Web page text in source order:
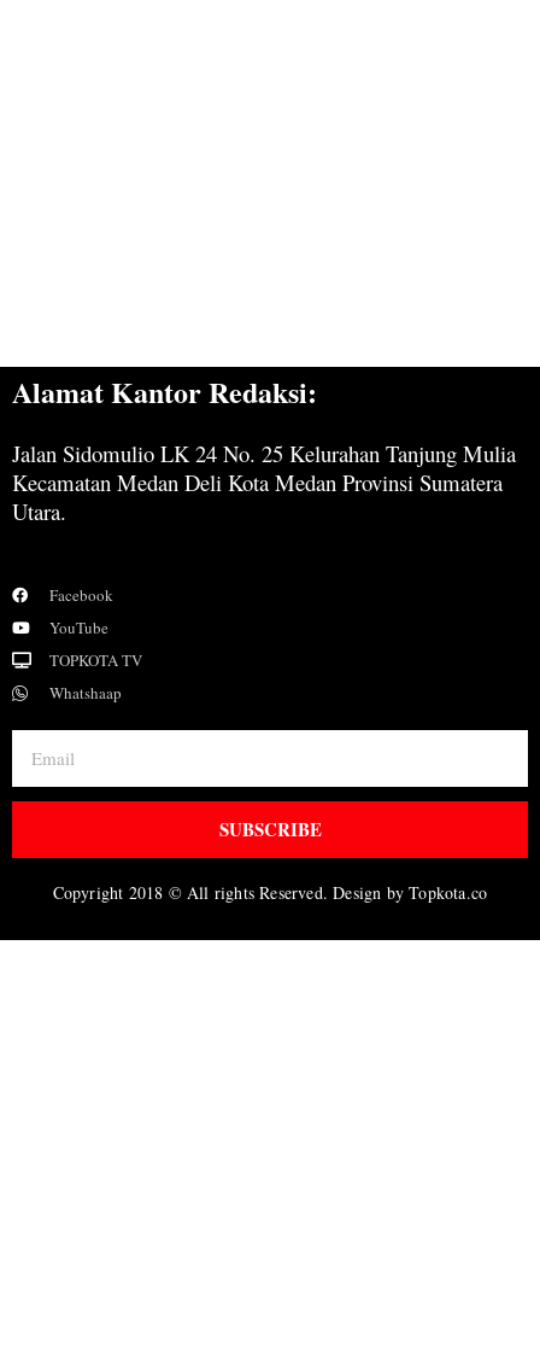
Alamat Kantor Redaksi:
Jalan Sidomulio LK 24 No. 25 Kelurahan Tanjung Mulia
Kecamatan Medan Deli Kota Medan Provinsi Sumatera
Utara.
Facebook
YouTube
TOPKOTA TV
Whatshaap
SUBSCRIBE
Copyright 2018 © All rights Reserved. Design by Topkota.co